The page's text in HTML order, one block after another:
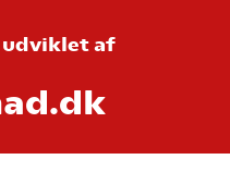
af